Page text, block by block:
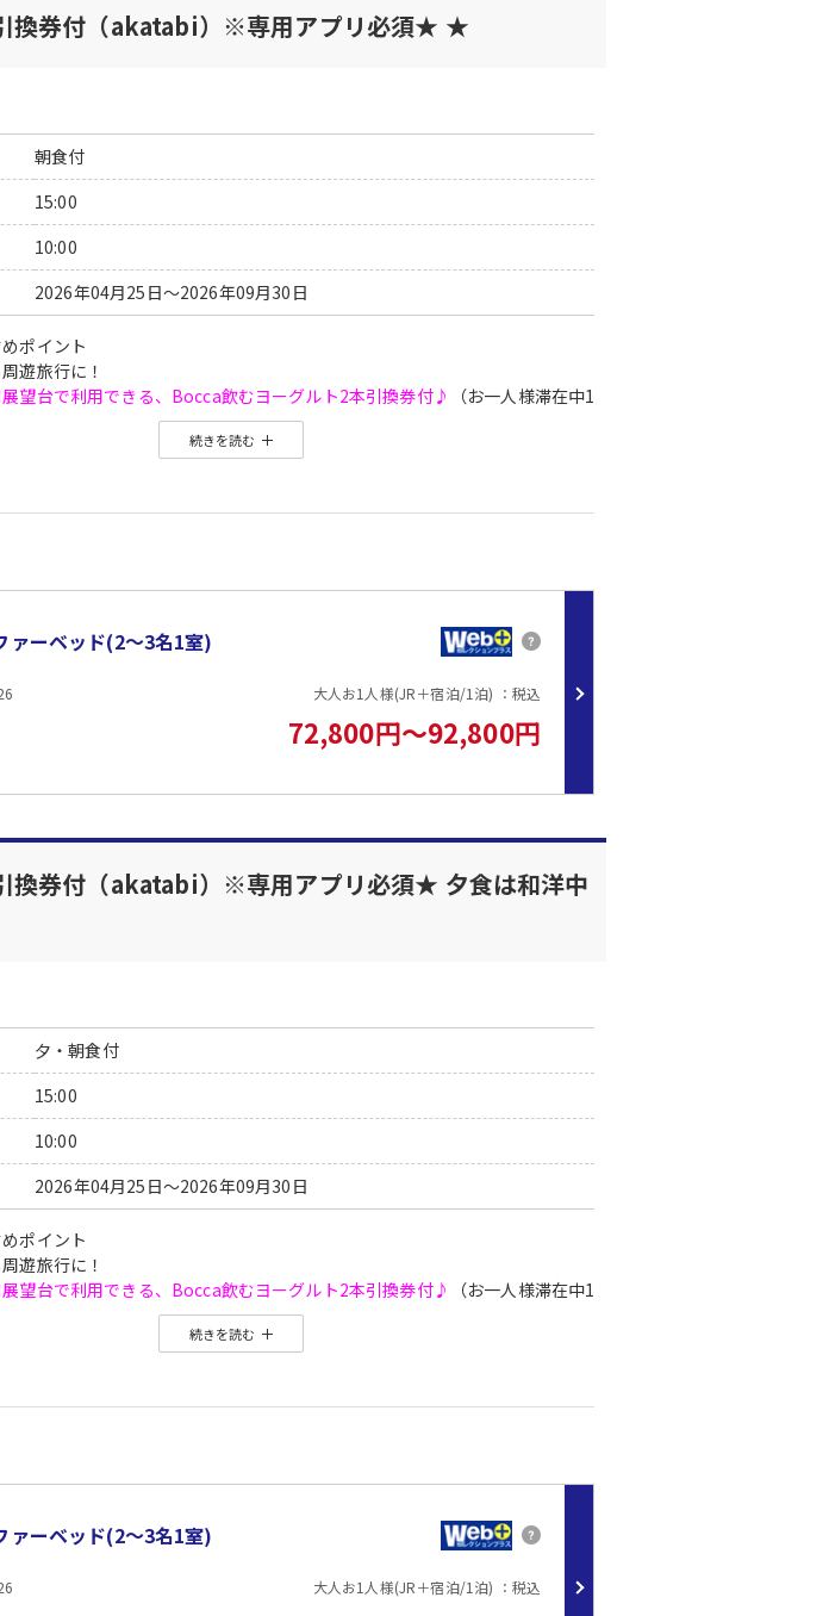
換券付（akatabi）※専用アプリ必須★ ★
朝食付
15:00
10:00
2026年04月25日～2026年09月30日
ポイント
遊旅行に！
望台で利用できる、Bocca飲むヨーグルト2本引換券付♪
（お一人様滞在中1回）
無料アプリ【eチケットアプリ】 のダウンロードが必要です。
り方法は、ご予約後マイページのプラン詳細にてご確認ください。
続きを読む
ァーベッド(2〜3名1室)
大人お1人様(JR＋宿泊/1泊) ：税込
72,800円～92,800円
換券付（akatabi）※専用アプリ必須★ 夕食は和洋中
夕・朝食付
15:00
10:00
2026年04月25日～2026年09月30日
ポイント
遊旅行に！
望台で利用できる、Bocca飲むヨーグルト2本引換券付♪
（お一人様滞在中1回）
無料アプリ【eチケットアプリ】 のダウンロードが必要です。
り方法は、ご予約後マイページのプラン詳細にてご確認ください。
続きを読む
ァーベッド(2〜3名1室)
大人お1人様(JR＋宿泊/1泊) ：税込